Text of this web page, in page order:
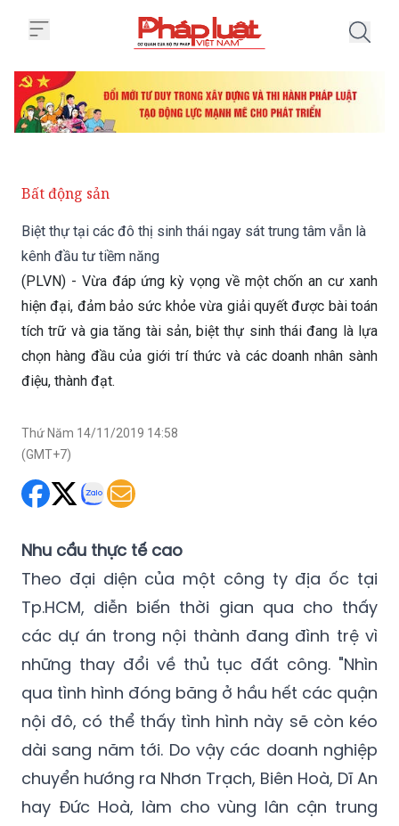
Bất động sản
Biệt thự tại các đô thị sinh thái ngay sát trung tâm vẫn là
kênh đầu tư tiềm năng
(PLVN) - Vừa đáp ứng kỳ vọng về một chốn an cư xanh
hiện đại, đảm bảo sức khỏe vừa giải quyết được bài toán
tích trữ và gia tăng tài sản, biệt thự sinh thái đang là lựa
chọn hàng đầu của giới trí thức và các doanh nhân sành
điệu, thành đạt.
Thứ Năm 14/11/2019 14:58
(GMT+7)
Nhu cầu thực tế cao
Theo đại diện của một công ty địa ốc tại
Tp.HCM, diễn biến thời gian qua cho thấy
các dự án trong nội thành đang đình trệ vì
những thay đổi về thủ tục đất công. "Nhìn
qua tình hình đóng băng ở hầu hết các quận
nội đô, có thể thấy tình hình này sẽ còn kéo
dài sang năm tới. Do vậy các doanh nghiệp
chuyển hướng ra Nhơn Trạch, Biên Hoà, Dĩ An
hay Đức Hoà, làm cho vùng lân cận trung